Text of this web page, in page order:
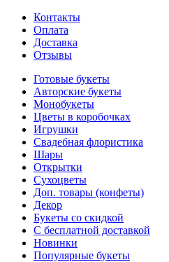
Контакты
Оплата
Доставка
Отзывы
Готовые букеты
Авторские букеты
Монобукеты
Цветы в коробочках
Игрушки
Свадебная флористика
Шары
Открытки
Сухоцветы
Доп. товары (конфеты)
Декор
Букеты со скидкой
С бесплатной доставкой
Новинки
Популярные букеты